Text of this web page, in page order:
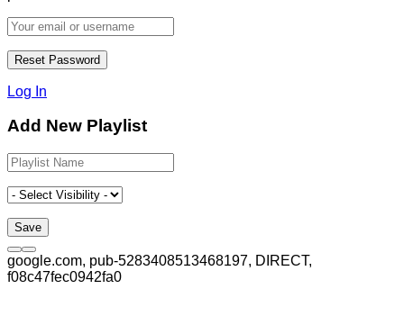
Log In
Add New Playlist
google.com, pub-5283408513468197, DIRECT,
f08c47fec0942fa0